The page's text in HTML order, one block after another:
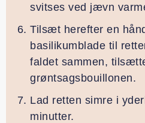
svitses ved jævn
Tilsæt herefter en
basilikumblade til
faldet sammen,
grøntsagsbouillonen.
Lad retten simre i
minutter.